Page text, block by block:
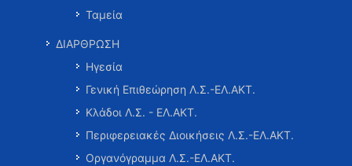
Ταμεία
ΔΙΑΡΘΡΩΣΗ
Ηγεσία
Γενική Επιθεώρηση Λ.Σ.-ΕΛ.ΑΚΤ.
Κλάδοι Λ.Σ. - ΕΛ.ΑΚΤ.
Περιφερειακές Διοικήσεις Λ.Σ.-ΕΛ.ΑΚΤ.
Οργανόγραμμα Λ.Σ.-ΕΛ.ΑΚΤ.